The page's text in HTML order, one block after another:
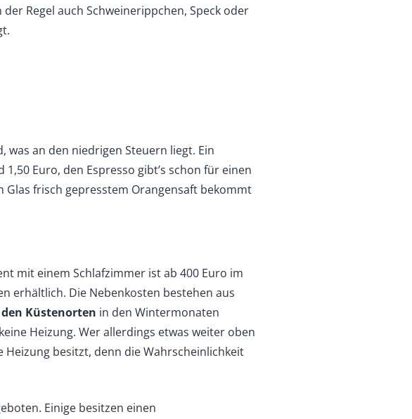
Regel auch Schweinerippchen, Speck oder
an den niedrigen Steuern liegt. Ein
Euro, den Espresso gibt’s schon für einen
Glas frisch gepresstem Orangensaft bekommt
mit einem Schlafzimmer ist ab 400 Euro im
erhältlich. Die Nebenkosten bestehen aus
Küstenorten in den Wintermonaten
Heizung. Wer allerdings etwas weiter oben
besitzt, denn die Wahrscheinlichkeit
Einige besitzen einen